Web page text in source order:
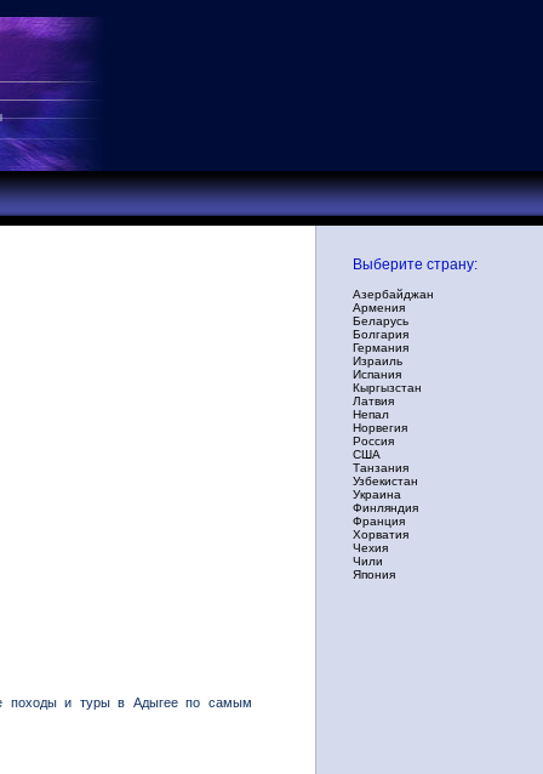
походы и туры в Адыгее по самым
Выберите страну:
Азербайджан
Армения
Беларусь
Болгария
Германия
Израиль
Испания
Кыргызстан
Латвия
Непал
Норвегия
Россия
США
Танзания
Узбекистан
Украина
Финляндия
Франция
Хорватия
Чехия
Чили
Япония